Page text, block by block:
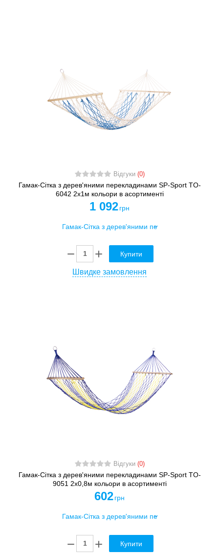
Відгуки (0)
Гамак-Сітка з дерев'яними перекладинами SP-Sport TO-
6042 2х1м кольори в асортименті
1 092 грн
Купити
Швидке замовлення
Відгуки (0)
Гамак-Сітка з дерев'яними перекладинами SP-Sport TO-
9051 2х0,8м кольори в асортименті
602 грн
Купити